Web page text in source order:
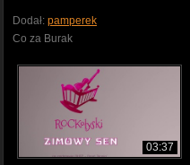
Dodał: pamperek
Co za Burak
03:37